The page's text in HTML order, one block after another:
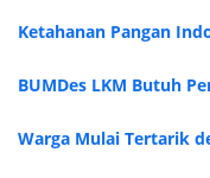
Ketahanan Pangan
BUMDes LKM Butuh
Warga Mulai Tertarik